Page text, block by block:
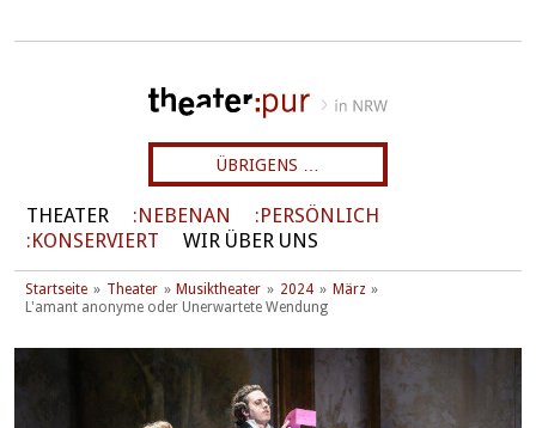
ÜBRIGENS …
THEATER NEBENAN
PERSÖNLICH
KONSERVIERT
WIR ÜBER UNS
Startseite Theater Musiktheater 2024
März
L'amant anonyme oder Unerwartete Wendung